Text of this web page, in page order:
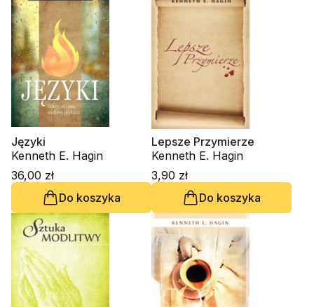
Języki
Kenneth E. Hagin
36,00 zł
Do koszyka
Lepsze Przymierze
Kenneth E. Hagin
3,90 zł
Do koszyka